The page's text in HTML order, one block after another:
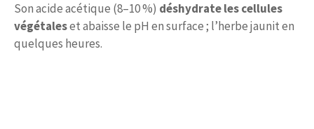
Son acide acétique (8–10 %) déshydrate les cellules
végétaleset abaisse le pH en surface ; l’herbe jaunit en
quelques heures.